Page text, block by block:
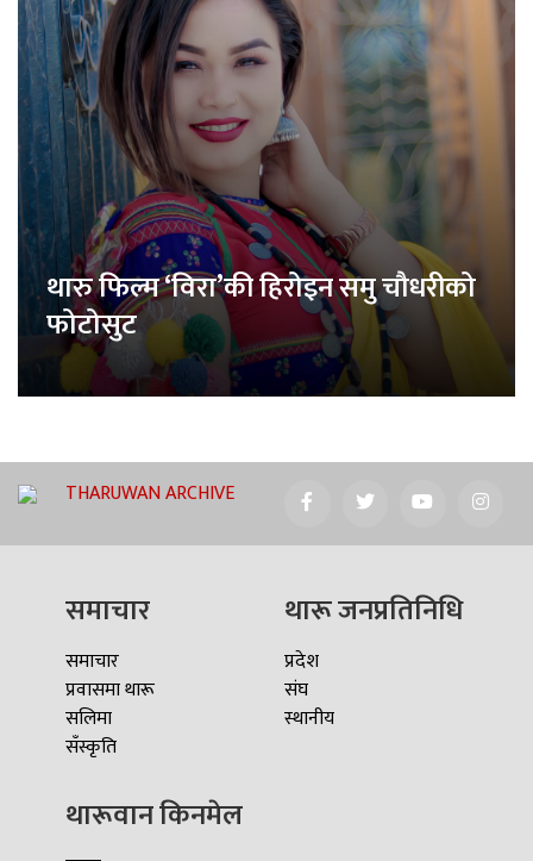
थारु फिल्म ‘विरा’की हिरोइन समु चौधरीको
फोटोसुट
THARUWAN ARCHIVE
समाचार
समाचार
प्रवासमा थारू
सलिमा
सँस्कृति
थारू जनप्रतिनिधि
प्रदेश
संघ
स्थानीय
थारूवान किनमेल